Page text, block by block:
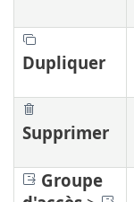
Dupliquer
Supprimer
Groupe